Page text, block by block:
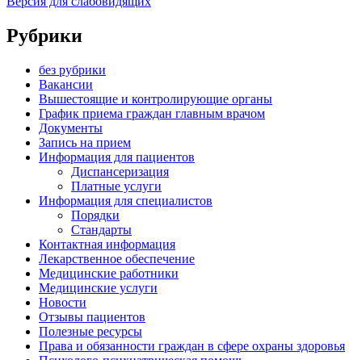
Рубрики
без рубрики
Вакансии
Вышестоящие и контролирующие органы
График приема граждан главным врачом
Документы
Запись на прием
Информация для пациентов
Диспансеризация
Платные услуги
Информация для специалистов
Порядки
Стандарты
Контактная информация
Лекарственное обеспечение
Медицинские работники
Медицинские услуги
Новости
Отзывы пациентов
Полезные ресурсы
Права и обязанности граждан в сфере охраны здоровья